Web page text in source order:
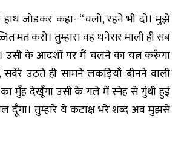
जोड़कर कहा- “चलो, रहने भी दो। मुझे
मत करो। तुम्हारा वह धनेसर माली ही सब
उसी के आदर्शों पर मैं चलने का यत्न करूँगा
उठते ही सामने लकड़ियाँ बीनने वाली
मुँह देखूँगा उसी के गले में स्नेह से गुंथी हुई
दूँगा। तुम्हारे ये कटाक्ष भरे शब्द अब मुझसे